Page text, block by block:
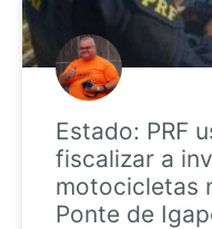
Estado: PRF
fiscalizar a
motocicletas
Ponte de